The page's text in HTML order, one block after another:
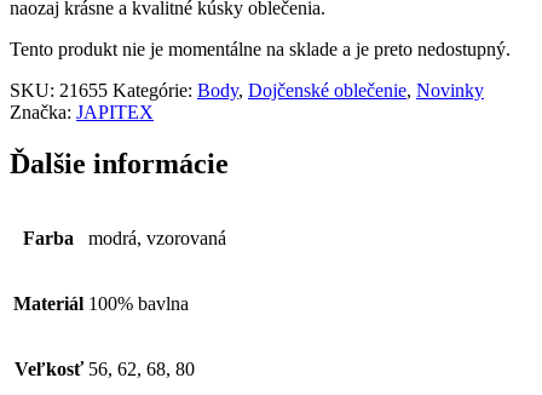
naozaj krásne a kvalitné kúsky oblečenia.
Tento produkt nie je momentálne na sklade a je preto nedostupný.
SKU: 21655 Kategórie: Body, Dojčenské oblečenie, Novinky
Značka: JAPITEX
Ďalšie informácie
Farba modrá, vzorovaná
Materiál 100% bavlna
Veľkosť 56, 62, 68, 80